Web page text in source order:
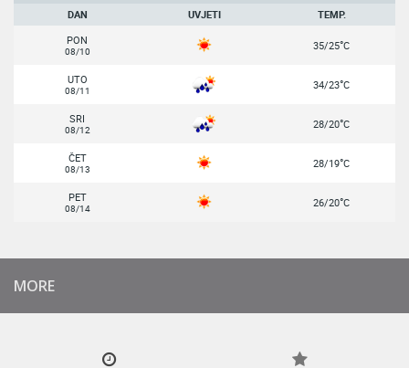
DAN UVJETI
TEMP.
PON
08/10 35/25°C
UTO
08/11 34/23°C
SRI
08/12 28/20°C
ČET
08/13 28/19°C
PET
08/14 26/20°C
MORE